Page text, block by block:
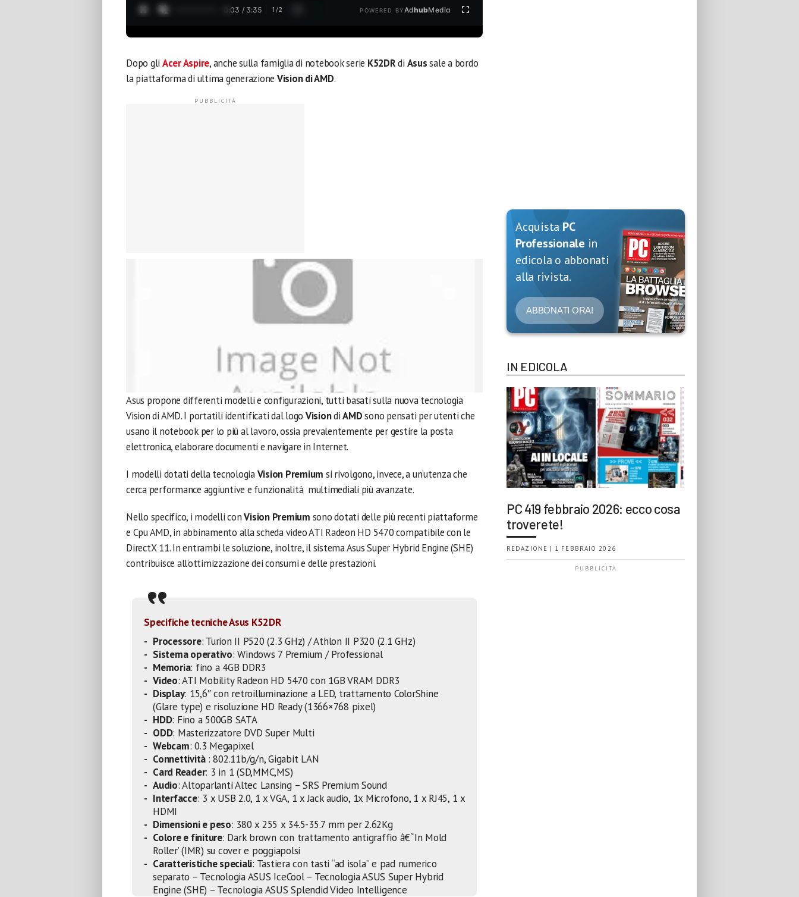
0:04 / 3:35 1 /2 POWERED BYAdhubMedia
Dopo gli Acer Aspire, anche sulla famiglia di notebook serie K52DRdi Asussale a bordo
la piattaforma di ultima generazione Vision di AMD.
Asus propone differenti modelli e configurazioni, tutti basati sulla nuova tecnologia
Vision di AMD. I portatili identificati dal logo VisiondiAMDsono pensati per utenti che
usano il notebook per lo più al lavoro, ossia prevalentemente per gestire la posta
elettronica, elaborare documenti e navigare in Internet.
I modelli dotati della tecnologiaVision Premium si rivolgono, invece, a un’utenza che
cerca performance aggiuntive e funzionalità multimediali più avanzate.
Nello specifico, i modelli conVision Premium sono dotati delle più recenti piattaforme
e Cpu AMD, in abbinamento alla scheda video ATI Radeon HD 5470 compatibile con le
DirectX 11. In entrambi le soluzione, inoltre, il sistema Asus Super Hybrid Engine (SHE)
contribuisce all’ottimizzazione dei consumi e delle prestazioni.
Specifiche tecniche Asus K52DR
Processore: Turion II P520 (2.3 GHz) / Athlon II P320 (2.1 GHz)
Sistema operativo: Windows 7 Premium / Professional
Memoria: fino a 4GB DDR3
Video: ATI Mobility Radeon HD 5470 con 1GB VRAM DDR3
Display: 15,6″ con retroilluminazione a LED, trattamento ColorShine
(Glare type) e risoluzione HD Ready (1366×768 pixel)
HDD: Fino a 500GB SATA
ODD: Masterizzatore DVD Super Multi
Webcam: 0.3 Megapixel
Connettività : 802.11b/g/n, Gigabit LAN
Card Reader: 3 in 1 (SD,MMC,MS)
Audio: Altoparlanti Altec Lansing – SRS Premium Sound
Interfacce: 3 x USB 2.0, 1 x VGA, 1 x Jack audio, 1x Microfono, 1 x RJ45, 1 x
HDMI
Dimensioni e peso: 380 x 255 x 34.5-35.7 mm per 2.62Kg
Colore e finiture: Dark brown con trattamento antigraffio â€˜In Mold
Roller’ (IMR) su cover e poggiapolsi
Caratteristiche speciali: Tastiera con tasti “ad isola” e pad numerico
separato – Tecnologia ASUS IceCool – Tecnologia ASUS Super Hybrid
Engine (SHE) – Tecnologia ASUS Splendid Video Intelligence
Acquista PC
Professionale in
edicola o abbonati
alla rivista.
ABBONATI ORA!
IN EDICOLA
PC 419 febbraio 2026: ecco cosa
troverete!
REDAZIONE | 1 FEBBRAIO 2026